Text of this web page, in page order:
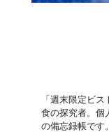
「週末限定ビ
食の探究者。個
の備忘録帳です。